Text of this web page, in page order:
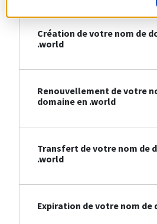
Création de votre nom de
.world
Renouvellement de votre
domaine en .world
Transfert de votre nom de
.world
Expiration de votre nom de